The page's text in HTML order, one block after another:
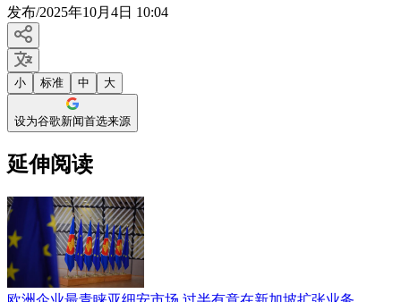
发布/2025年10月4日 10:04
小 标准 中 大
设为谷歌新闻首选来源
延伸阅读